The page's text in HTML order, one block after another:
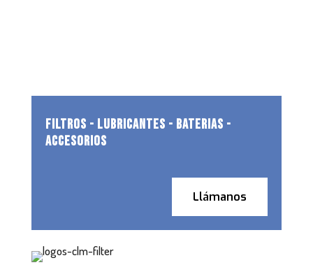
FILTROS - LUBRICANTES - BATERIAS -
ACCESORIOS
Llámanos